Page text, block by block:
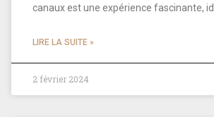
canaux est une expérience fascinante,
LIRE LA SUITE »
2 février 2024